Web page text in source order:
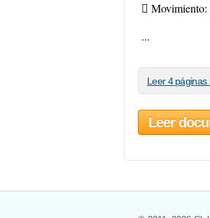
 Movimiento:
...
Leer 4 páginas
Leer